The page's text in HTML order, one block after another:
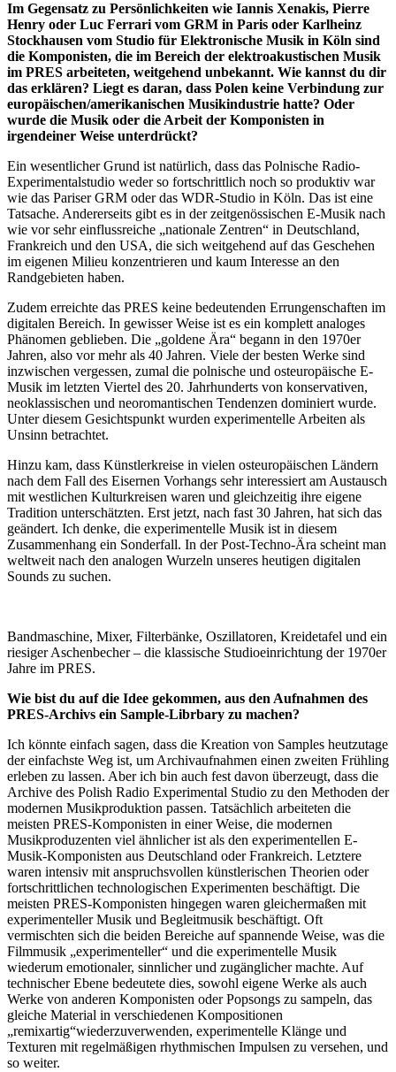
Im Gegensatz zu Persönlichkeiten wie Iannis Xenakis, Pierre
Henry oder Luc Ferrari vom GRM in Paris oder Karlheinz
Stockhausen vom Studio für Elektronische Musik in Köln sind
die Komponisten, die im Bereich der elektroakustischen Musik
im PRES arbeiteten, weitgehend unbekannt. Wie kannst du dir
das erklären? Liegt es daran, dass Polen keine Verbindung zur
europäischen/amerikanischen Musikindustrie hatte? Oder
wurde die Musik oder die Arbeit der Komponisten in
irgendeiner Weise unterdrückt?
Ein wesentlicher Grund ist natürlich, dass das Polnische Radio-
Experimentalstudio weder so fortschrittlich noch so produktiv war
wie das Pariser GRM oder das WDR-Studio in Köln. Das ist eine
Tatsache. Andererseits gibt es in der zeitgenössischen E-Musik nach
wie vor sehr einflussreiche „nationale Zentren“ in Deutschland,
Frankreich und den USA, die sich weitgehend auf das Geschehen
im eigenen Milieu konzentrieren und kaum Interesse an den
Randgebieten haben.
Zudem erreichte das PRES keine bedeutenden Errungenschaften im
digitalen Bereich. In gewisser Weise ist es ein komplett analoges
Phänomen geblieben. Die „goldene Ära“ begann in den 1970er
Jahren, also vor mehr als 40 Jahren. Viele der besten Werke sind
inzwischen vergessen, zumal die polnische und osteuropäische E-
Musik im letzten Viertel des 20. Jahrhunderts von konservativen,
neoklassischen und neoromantischen Tendenzen dominiert wurde.
Unter diesem Gesichtspunkt wurden experimentelle Arbeiten als
Unsinn betrachtet.
Hinzu kam, dass Künstlerkreise in vielen osteuropäischen Ländern
nach dem Fall des Eisernen Vorhangs sehr interessiert am Austausch
mit westlichen Kulturkreisen waren und gleichzeitig ihre eigene
Tradition unterschätzten. Erst jetzt, nach fast 30 Jahren, hat sich das
geändert. Ich denke, die experimentelle Musik ist in diesem
Zusammenhang ein Sonderfall. In der Post-Techno-Ära scheint man
weltweit nach den analogen Wurzeln unseres heutigen digitalen
Sounds zu suchen.
Bandmaschine, Mixer, Filterbänke, Oszillatoren, Kreidetafel und ein
riesiger Aschenbecher – die klassische Studioeinrichtung der 1970er
Jahre im PRES.
Wie bist du auf die Idee gekommen, aus den Aufnahmen des
PRES-Archivs ein Sample-Librbary zu machen?
Ich könnte einfach sagen, dass die Kreation von Samples heutzutage
der einfachste Weg ist, um Archivaufnahmen einen zweiten Frühling
erleben zu lassen. Aber ich bin auch fest davon überzeugt, dass die
Archive des Polish Radio Experimental Studio zu den Methoden der
modernen Musikproduktion passen. Tatsächlich arbeiteten die
meisten PRES-Komponisten in einer Weise, die modernen
Musikproduzenten viel ähnlicher ist als den experimentellen E-
Musik-Komponisten aus Deutschland oder Frankreich. Letztere
waren intensiv mit anspruchsvollen künstlerischen Theorien oder
fortschrittlichen technologischen Experimenten beschäftigt. Die
meisten PRES-Komponisten hingegen waren gleichermaßen mit
experimenteller Musik und Begleitmusik beschäftigt. Oft
vermischten sich die beiden Bereiche auf spannende Weise, was die
Filmmusik „experimenteller“ und die experimentelle Musik
wiederum emotionaler, sinnlicher und zugänglicher machte. Auf
technischer Ebene bedeutete dies, sowohl eigene Werke als auch
Werke von anderen Komponisten oder Popsongs zu sampeln, das
gleiche Material in verschiedenen Kompositionen
„remixartig“wiederzuverwenden, experimentelle Klänge und
Texturen mit regelmäßigen rhythmischen Impulsen zu versehen, und
so weiter.